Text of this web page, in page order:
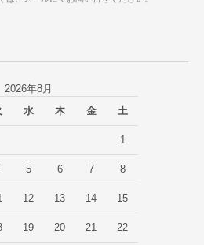
2026年8月
水 木 金 土
1
5 6 7 8
12 13 14 15
19 20 21 22